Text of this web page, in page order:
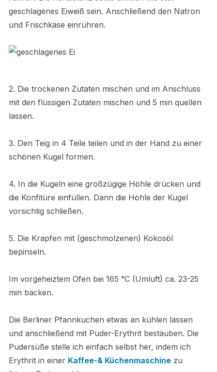
geschlagenes Eiweiß sein. Anschließend den Natron
und Frischkäse einrühren.
2. Die trockenen Zutaten mischen und im Anschluss
mit den flüssigen Zutaten mischen und 5 min quellen
lassen.
3. Den Teig in 4 Teile teilen und in der Hand zu einer
schönen Kugel formen.
4. In die Kugeln eine großzügige Höhle drücken und
die Konfitüre einfüllen. Dann die Höhle der Kugel
vorsichtig schließen.
5. Die Krapfen mit (geschmolzenen) Kokosöl
bepinseln.
Im vorgeheiztem Ofen bei 165 °C (Umluft) ca. 23-25
min backen.
Die Berliner Pfannkuchen etwas an kühlen lassen
und anschließend mit Puder-Erythrit bestäuben. Die
Pudersüße stelle ich einfach selbst her, indem ich
Erythrit in einer Kaffee-& Küchenmaschine zu